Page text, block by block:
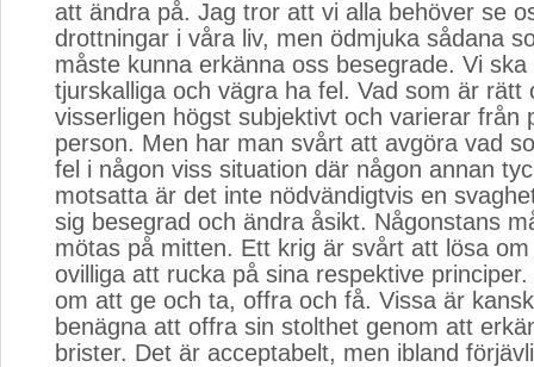
att ändra på. Jag tror att vi alla behöver se
drottningar i våra liv, men ödmjuka sådana
måste kunna erkänna oss besegrade. Vi
tjurskalliga och vägra ha fel. Vad som är rätt
visserligen högst subjektivt och varierar från
person. Men har man svårt att avgöra vad
fel i någon viss situation där någon annan
motsatta är det inte nödvändigtvis en
sig besegrad och ändra åsikt. Någonstans
mötas på mitten. Ett krig är svårt att lösa
ovilliga att rucka på sina respektive
om att ge och ta, offra och få. Vissa är
benägna att offra sin stolthet genom att
brister. Det är acceptabelt, men ibland